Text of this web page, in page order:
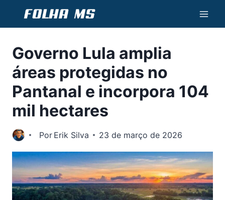
Conteúdo
Governo Lula amplia
áreas protegidas no
Pantanal e incorpora 104
mil hectares
Por Erik Silva 23 de março de 2026